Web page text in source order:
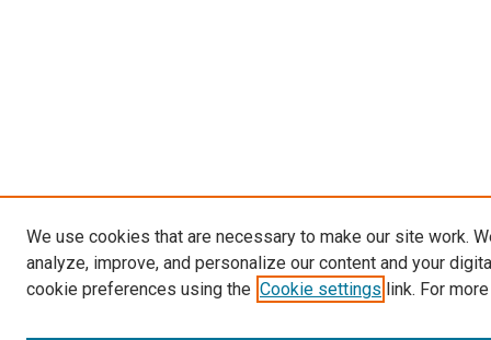
We use cookies that are necessary to make our site work.
analyze, improve, and personalize our content and your
cookie preferences using the Cookie settings link. For